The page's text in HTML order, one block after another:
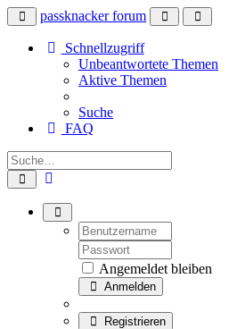
passknacker forum
Schnellzugriff
Unbeantwortete Themen
Aktive Themen
Suche
FAQ
Angemeldet bleiben
Anmelden
Registrieren